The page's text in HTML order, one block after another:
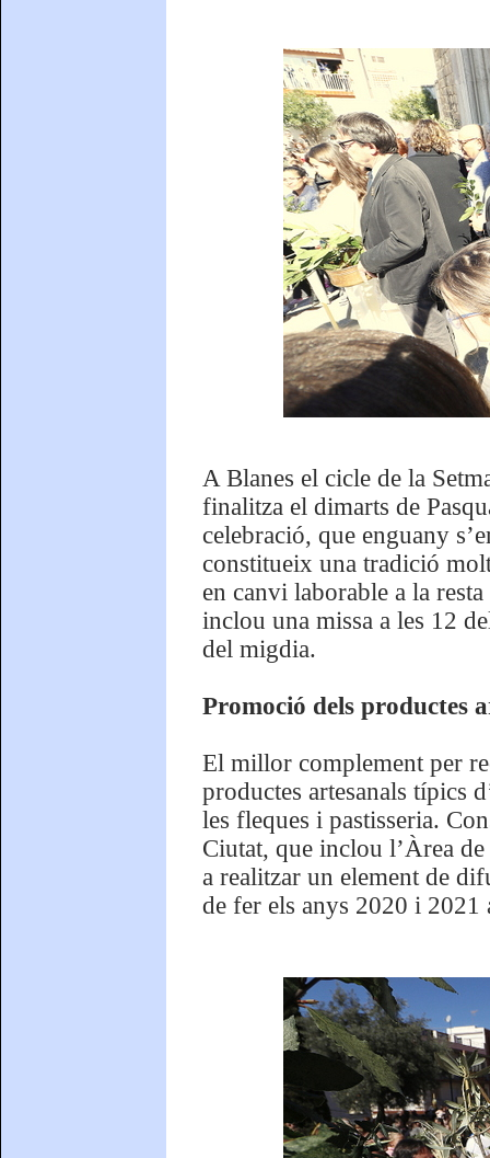
A Blanes el cicle de la
finalitza el dimarts de
celebració, que enguany
constitueix una tradició
en canvi laborable a la
inclou una missa a les 12
del migdia.
Promoció dels productes
El millor complement per
productes artesanals típics
les fleques i pastisseria.
Ciutat, que inclou l’Àrea
a realitzar un element de
de fer els anys 2020 i 2021